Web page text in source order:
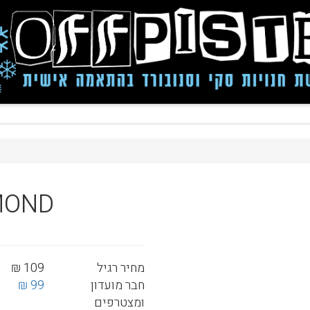
מחיר רגיל
109 ₪
חבר מועדון
ומצטרפים
99 ₪